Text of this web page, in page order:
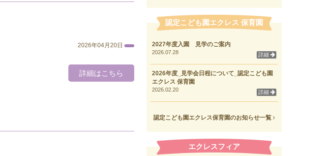
2026年04月20日
詳細はこちら
認定こども園エクレス 保育園
2027年度入園 見学のご案内
2026.07.28 詳細
2026年度_見学会日程について_認定こども園
エクレス 保育園
2026.02.20 詳細
認定こども園エクレス保育園のお知らせ一覧
エクレスフィア